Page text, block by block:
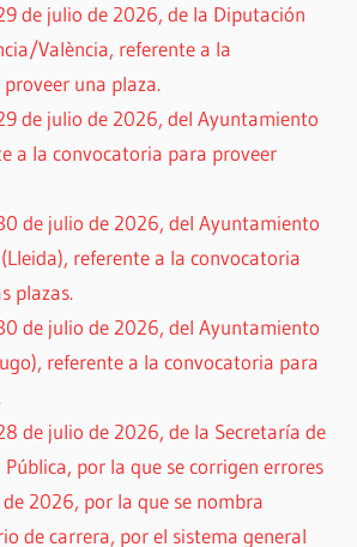
de julio de 2026, de la Diputación
València, referente a la
una plaza.
de julio de 2026, del Ayuntamiento
a la convocatoria para proveer
de julio de 2026, del Ayuntamiento
referente a la convocatoria
plazas.
de julio de 2026, del Ayuntamiento
referente a la convocatoria para
de julio de 2026, de la Secretaría de
por la que se corrigen errores
2026, por la que se nombra
de carrera, por el sistema general